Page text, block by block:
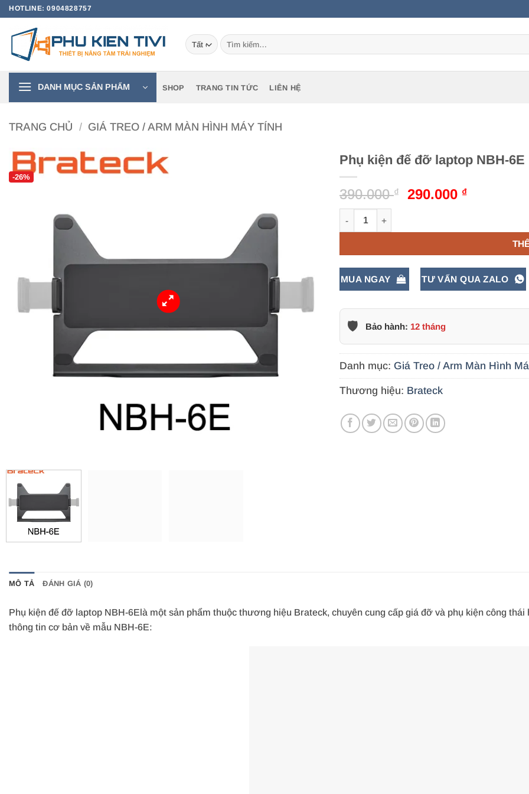
Bỏ
nội
dung
HOTLINE: 0904828757
Tìm
kiếm:
DANH MỤC SẢN PHẨM SHOP TRANG TIN TỨC LIÊN HỆ
TRANG CHỦ / GIÁ TREO / ARM MÀN HÌNH MÁY TÍNH
-26%
Phụ kiện đế đỡ laptop NBH-
390.000₫
Giá
390.000 ₫.
290.000 ₫Giá
là:
290.000
MUA NGAY TƯ VẤN QUA ZALO
🛡️ Bảo hành: 12 tháng
Danh mục: Giá Treo / Arm Màn Hình
Thương hiệu: Brateck
MÔ TẢ ĐÁNH GIÁ (0)
Phụ kiện đế đỡ laptop NBH-6Elà một sản phẩm thuộc thương hiệu Brateck, chuyên cung cấp giá đỡ và phụ kiện công
thông tin cơ bản về mẫu NBH-6E: